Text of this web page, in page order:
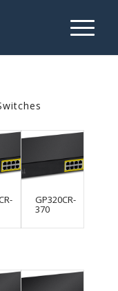
GP320CR-
370